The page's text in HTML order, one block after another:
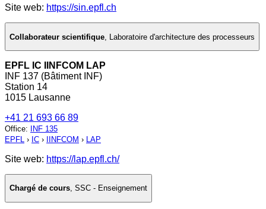
Site web: https://sin.epfl.ch
Collaborateur scientifique Laboratoire d'architecture des processeurs
EPFL IC IINFCOM LAP
INF 137 (Bâtiment INF)
Station 14
1015 Lausanne
+41 21 693 66 89
Office:
INF 135
EPFL › IC › IINFCOM › LAP
Site web: https://lap.epfl.ch/
Chargé de cours, SSC - Enseignement